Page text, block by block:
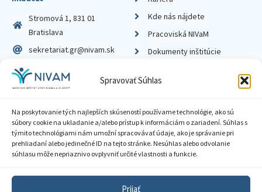
Spravovať Súhlas
Na poskytovanie tých najlepších skúseností používame technológie, ako sú
súbory cookie na ukladanie a/alebo prístup k informáciám o zariadení. Súhlas s
týmito technológiami nám umožní spracovávať údaje, ako je správanie pri
prehliadaní alebo jedinečné ID na tejto stránke. Nesúhlas alebo odvolanie
súhlasu môže nepriaznivo ovplyvniť určité vlastnosti a funkcie.
Prijať
Stromová 1, 831 01
Bratislava
sekretariat.gr@nivam.sk
IČO: 00164348
DIČ: 2020798714
Kde nás nájdete
Pracoviská NIVaM
Dokumenty inštitúcie
Zásady ochrany súkromia